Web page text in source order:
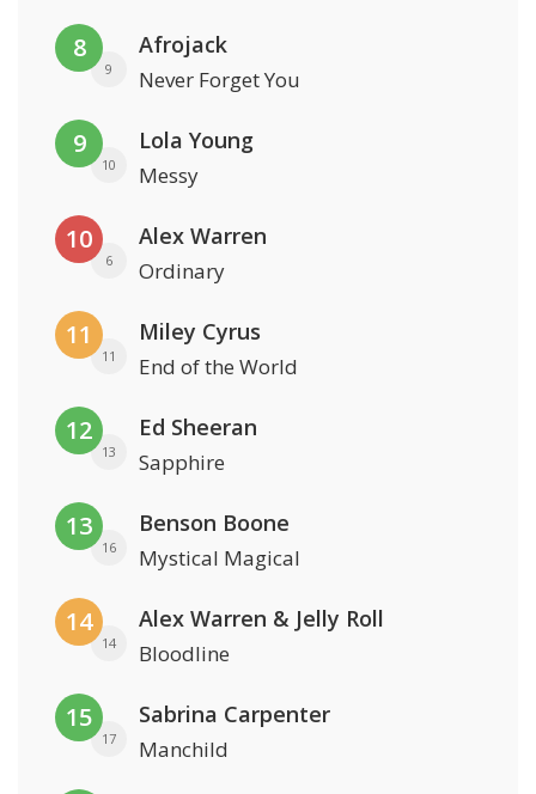
8
9
Afrojack
Never Forget You
9
10
Lola Young
Messy
10
6
Alex Warren
Ordinary
11
11
Miley Cyrus
End of the World
12
13
Ed Sheeran
Sapphire
13
16
Benson Boone
Mystical Magical
14
14
Alex Warren & Jelly Roll
Bloodline
15
17
Sabrina Carpenter
Manchild